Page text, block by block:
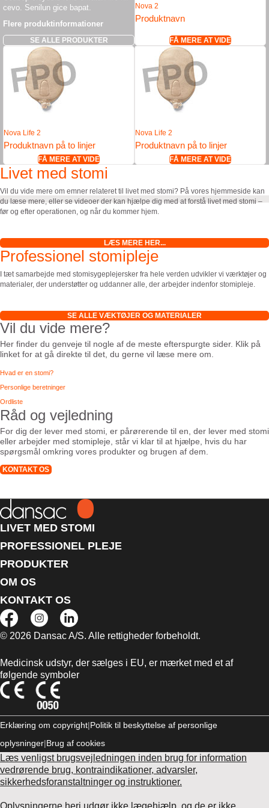
cevo. Senilun gice bapat.
Flere produktinformationer
SE ALLE PRODUKTER
Nova 2
Produktnavn
FÅ MERE AT VIDE
Nova Life 2
Produktnavn på to linjer
FÅ MERE AT VIDE
Nova Life 2
Produktnavn på to linjer
FÅ MERE AT VIDE
Livet med stomi
Vil du vide mere om emner relateret til livet med stomi? På vores hjemmeside kan
du læse mere, eller se videoer der kan hjælpe dig med at forstå livet med stomi –
før og efter operationen, og når du kommer hjem.
LÆS MERE HER...
Professionel stomipleje
I tæt samarbejde med stomisygeplejersker fra hele verden udvikler vi værktøjer og
materialer, der understøtter og uddanner alle, der arbejder indenfor stomipleje.
SE ALLE VÆKTØJER OG MATERIALER
Vil du vide mere?
Her finder du genveje til nogle af de meste efterspurgte sider. Klik på
linket for at gå direkte til det, du gerne vil læse mere om.
Hvad er en stomi?
Personlige beretninger
Ordliste
Råd og vejledning
For dig der lever med stomi, er pårørerende til en, der lever med stomi
eller arbejder med stomipleje, står vi klar til at hjælpe, hvis du har
spørgsmål omkring vores produkter og brugen af dem.
KONTAKT OS
LIVET MED STOMI
PROFESSIONEL PLEJE
PRODUKTER
OM OS
KONTAKT OS
© 2026 Dansac A/S. Alle rettigheder forbeholdt.
Medicinsk udstyr, der sælges i EU, er mærket med et af
følgende symboler
Erklæring om copyright Politik til beskyttelse af personlige
oplysninger Brug af cookies
Læs venligst brugsvejledningen inden brug for information
vedrørende brug, kontraindikationer, advarsler,
sikkerhedsforanstaltninger og instruktioner.
Oplysningerne heri udgør ikke lægehjælp, og de er ikke